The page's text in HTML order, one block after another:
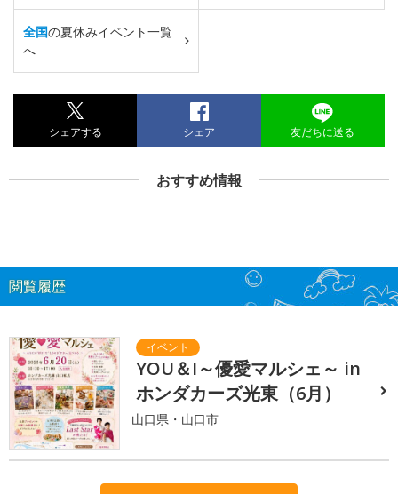
全国の夏休みイベント一覧
へ
シェアする シェア 友だちに送る
おすすめ情報
閲覧履歴
YOU＆I～優愛マルシェ～ in
ホンダカーズ光東（6月）
山口県・山口市